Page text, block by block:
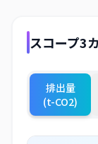
スコープ3
排出量
(t-CO2)